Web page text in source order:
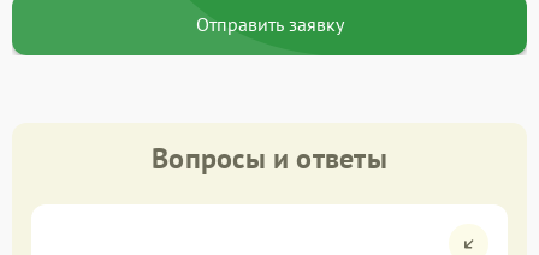
Отправить заявку
Вопросы и ответы